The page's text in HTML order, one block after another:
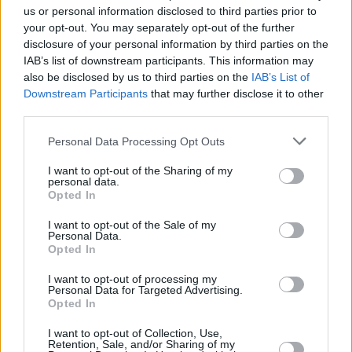
us or personal information disclosed to third parties prior to
your opt-out. You may separately opt-out of the further
disclosure of your personal information by third parties on the
IAB’s list of downstream participants. This information may
also be disclosed by us to third parties on the IAB’s List of
Downstream Participants that may further disclose it to other
Please note that this website/app uses one or more Google
not limited to your visit or usage behaviour. You may click to
grant or deny consent to Google and its third-party tags to
use your data for below specified purposes in below Google
consent section.
Personal Data Processing Opt Outs
I want to opt-out of the Sharing of my
personal data.
Opted In
I want to opt-out of the Sale of my
Personal Data.
Opted In
I want to opt-out of processing my
Personal Data for Targeted Advertising.
Opted In
I want to opt-out of Collection, Use,
Retention, Sale, and/or Sharing of my
cartaceo che non compaiono nei registri elettronici, può
avviare una procedura di verifica documentale ufficiale presso
il dipartimento di assicurazione sanitaria dell’ufficio
governativo locale.
BREAKING: L’Ungheria aumenterà il salario minimo
il prossimo anno
delle assicurazioni sociali, la consegna del libretto cartaceo
segna la fine delle loro responsabilità in questo settore. Anche
i datori di lavoro che gestiscono uffici paghe vedranno ridotto
ai dati e-TB solo per i dipendenti che sono attualmente
assicurati presso di loro, e solo previa autorizzazione
registrata nel registro nazionale.
È importante notare che gli uffici paghe non saranno più
autorizzati a valutare o pagare le cosiddette “prestazioni
lavoro – per i periodi successivi al 31 dicembre 2025. Questi
casi ricadranno esclusivamente sotto l’autorità degli uffici